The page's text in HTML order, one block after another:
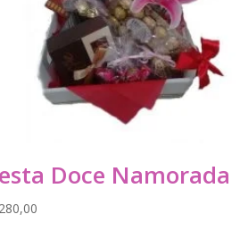
Doce Namorada
280,00